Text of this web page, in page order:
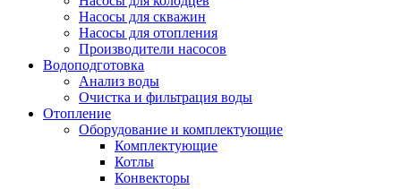
Насосы для скважин
Насосы для отопления
Производители насосов
Водоподготовка
Анализ воды
Очистка и фильтрация воды
Отопление
Оборудование и комплектующие
Комплектующие
Котлы
Конвекторы